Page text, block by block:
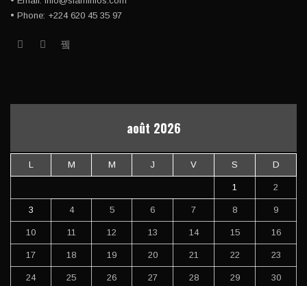
• Phone: +224 620 45 35 97
août 2026
L M M J V S D
1 2
3 4 5 6 7 8 9
10 11 12 13 14 15 16
17 18 19 20 21 22 23
24 25 26 27 28 29 30